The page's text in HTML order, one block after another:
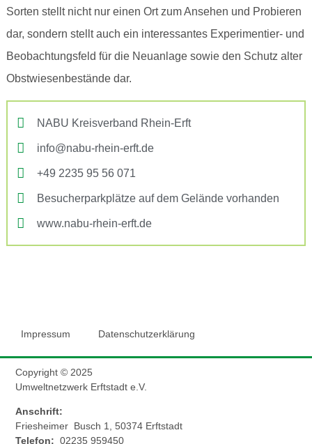
Busch
Sorten stellt nicht nur einen Ort zum Ansehen und Probieren
dar, sondern stellt auch ein interessantes Experimentier- und
Beobachtungsfeld für die Neuanlage sowie den Schutz alter
Obstwiesenbestände dar.
NABU Kreisverband Rhein-Erft
info@nabu-rhein-erft.de
+49 2235 95 56 071
Besucherparkplätze auf dem Gelände vorhanden
www.nabu-rhein-erft.de
Impressum Datenschutzerklärung
Copyright © 2025
Umweltnetzwerk Erftstadt e.V.
Anschrift:
Friesheimer Busch 1, 50374 Erftstadt
Telefon: 02235 959450